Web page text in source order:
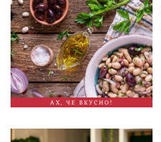
АХ, ЧЕ ВКУСНО!